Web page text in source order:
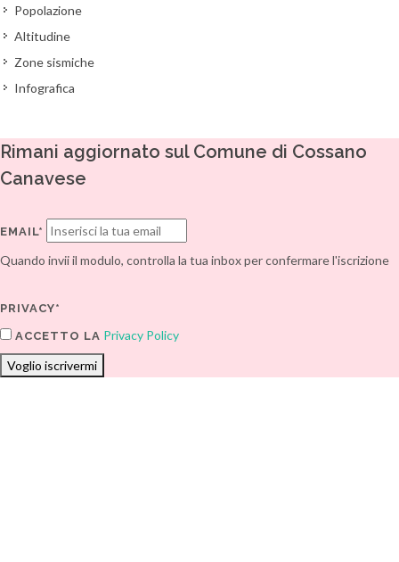
Popolazione
Altitudine
Zone sismiche
Infografica
Rimani aggiornato sul Comune di Cossano
Canavese
EMAIL*
Quando invii il modulo, controlla la tua inbox per confermare l'iscrizione
PRIVACY*
ACCETTO LA Privacy Policy
Voglio iscrivermi